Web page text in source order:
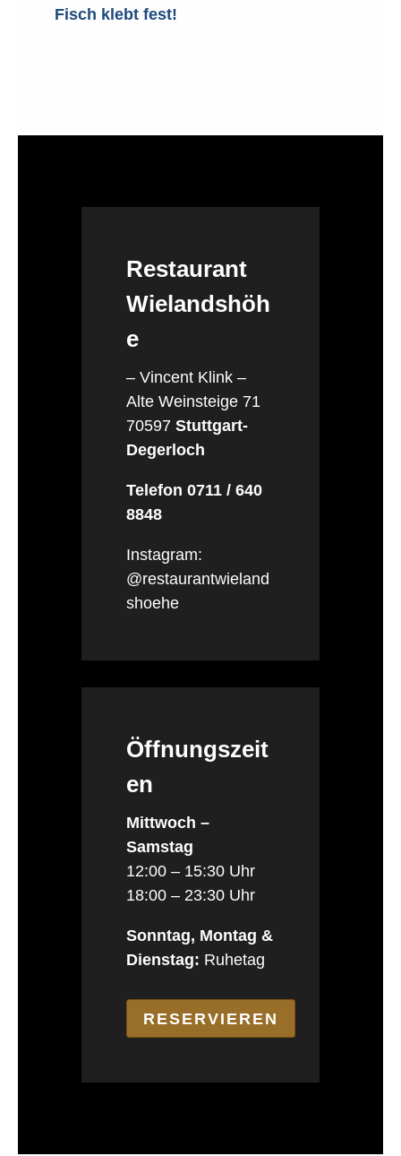
Fisch klebt fest!
Restaurant
Wielandshöh
e
– Vincent Klink –
Alte Weinsteige 71
70597 Stuttgart-
Degerloch
Telefon 0711 / 640
8848
Instagram:
@restaurantwieland
shoehe
Öffnungszeit
en
Mittwoch –
Samstag
12:00 – 15:30 Uhr
18:00 – 23:30 Uhr
Sonntag, Montag &
Dienstag: Ruhetag
RESERVIEREN